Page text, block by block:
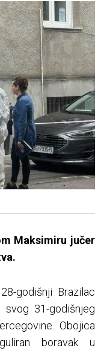
Maksimiru jučer
godišnji Brazilac
31-godišnjeg
Obojica
boravak u